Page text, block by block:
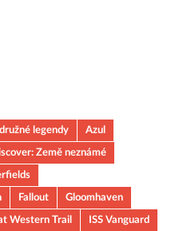
legendy
Azul
Země neznámé
Fallout
Gloomhaven
Western Trail
ISS Vanguard